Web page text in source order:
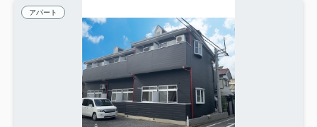
アパート